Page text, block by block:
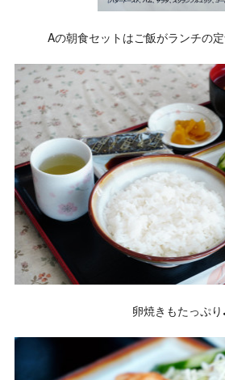
Aの朝食セットはご飯がランチの
卵焼きもたっぷ